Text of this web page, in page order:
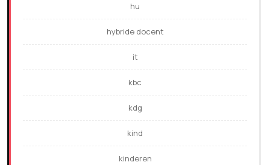
hu
hybride docent
it
kbc
kdg
kind
kinderen